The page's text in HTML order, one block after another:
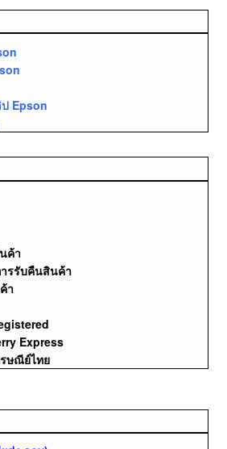
Epson
ค้า
รรับคืนสินค้า
า
Express
ษณีย์ไทย